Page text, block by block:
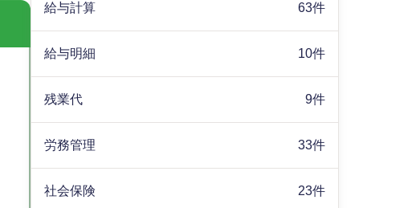
給与計算 63件
給与明細 10件
残業代 9件
労務管理 33件
社会保険 23件